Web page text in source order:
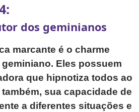
dos geminianos
marcante é o charme
Eles possuem
que hipnotiza todos ao
sua capacidade de
a diferentes situações e